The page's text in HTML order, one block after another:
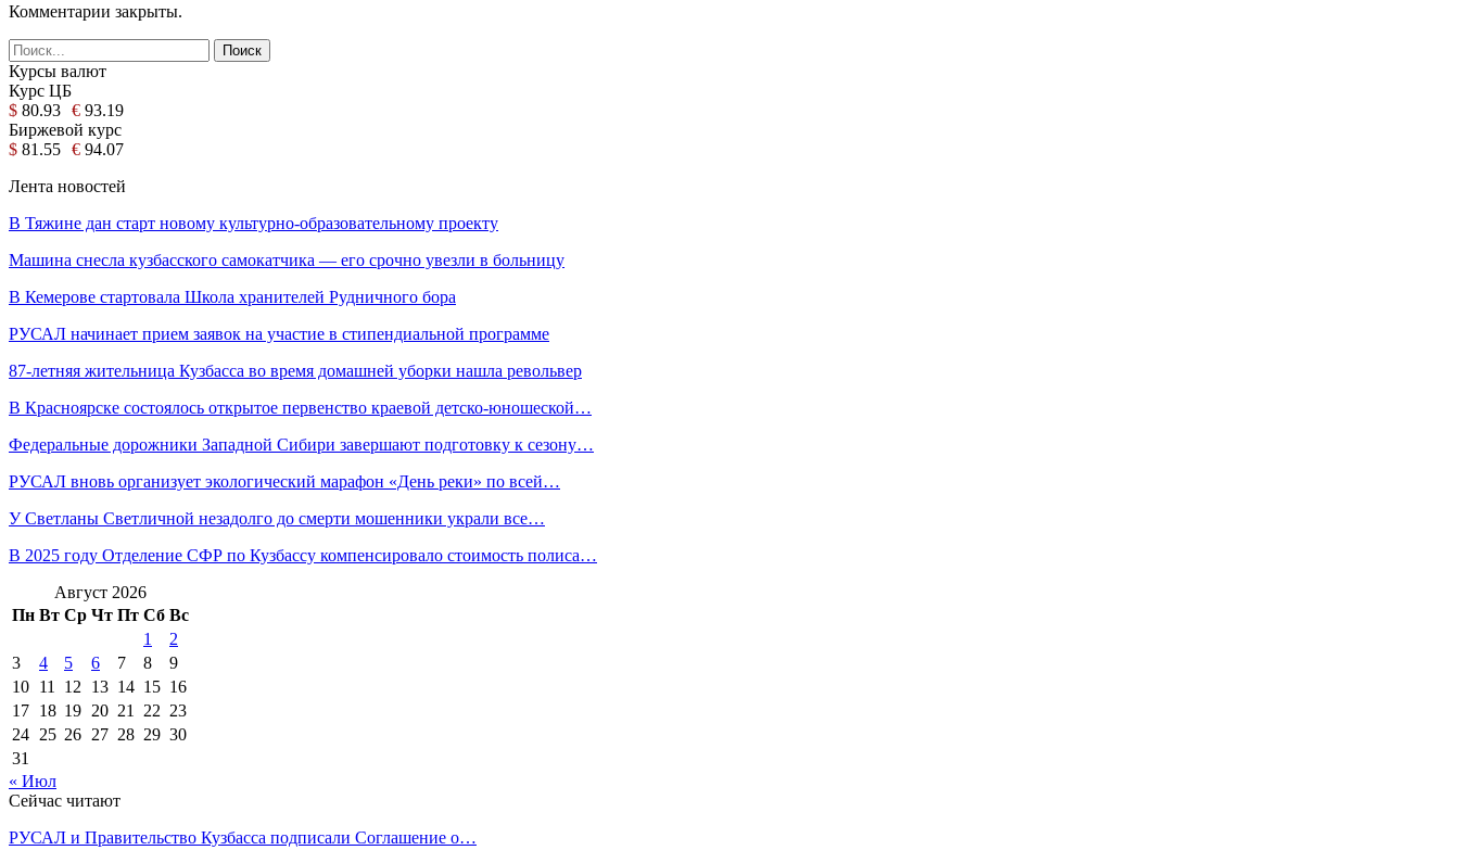
Комментарии закрыты.
Курсы валют
Курс ЦБ
$ 80.93 € 93.19
Биржевой курс
$ 81.55 € 94.07
Лента новостей
В Тяжине дан старт новому культурно-образовательному проекту
Машина снесла кузбасского самокатчика — его срочно увезли в больницу
В Кемерове стартовала Школа хранителей Рудничного бора
РУСАЛ начинает прием заявок на участие в стипендиальной программе
87-летняя жительница Кузбасса во время домашней уборки нашла револьвер
В Красноярске состоялось открытое первенство краевой детско-юношеской…
Федеральные дорожники Западной Сибири завершают подготовку к сезону…
РУСАЛ вновь организует экологический марафон «День реки» по всей…
У Светланы Светличной незадолго до смерти мошенники украли все…
В 2025 году Отделение СФР по Кузбассу компенсировало стоимость полиса…
Август 2026
Пн Вт Ср Чт Пт Сб Вс
1
2
3
4 5 6 7 8
9
10 11 12 13 14 15 16
17 18 19 20 21 22 23
24 25 26 27 28 29 30
31
« Июл
Сейчас читают
РУСАЛ и Правительство Кузбасса подписали Соглашение о…